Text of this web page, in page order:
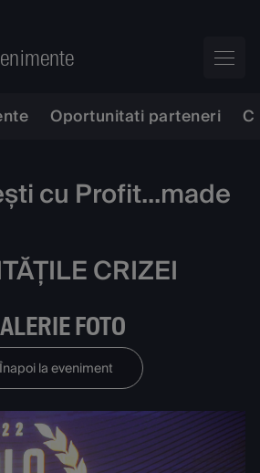
Oportunitati parteneri
cu Profit...made
CRIZEI
FOTO
Înapoi la eveniment